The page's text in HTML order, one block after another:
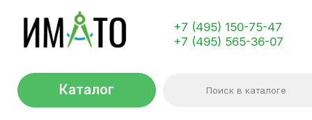
+7 (495) 150-75-47
+7 (495) 565-36-07
Каталог